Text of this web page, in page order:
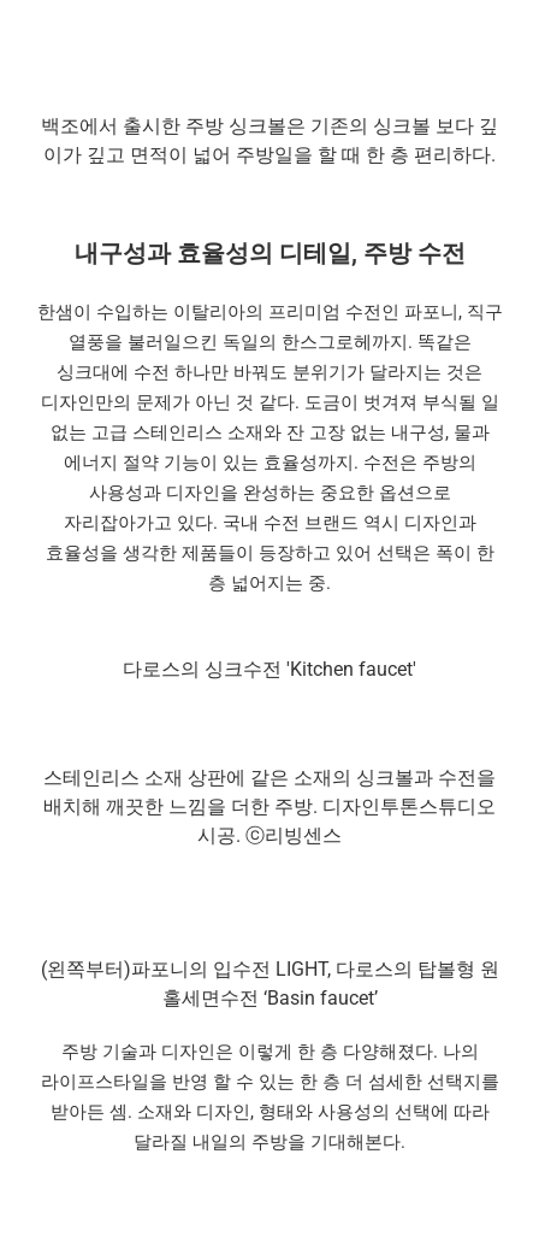
백조에서 출시한 주방 싱크볼은 기존의 싱크볼 보다 깊
이가 깊고 면적이 넓어 주방일을 할 때 한 층 편리하다.
내구성과 효율성의 디테일, 주방 수전
한샘이 수입하는 이탈리아의 프리미엄 수전인 파포니, 직구
열풍을 불러일으킨 독일의 한스그로헤까지. 똑같은
싱크대에 수전 하나만 바꿔도 분위기가 달라지는 것은
디자인만의 문제가 아닌 것 같다. 도금이 벗겨져 부식될 일
없는 고급 스테인리스 소재와 잔 고장 없는 내구성, 물과
에너지 절약 기능이 있는 효율성까지. 수전은 주방의
사용성과 디자인을 완성하는 중요한 옵션으로
자리잡아가고 있다. 국내 수전 브랜드 역시 디자인과
효율성을 생각한 제품들이 등장하고 있어 선택은 폭이 한
층 넓어지는 중.
다로스의 싱크수전 'Kitchen faucet'
스테인리스 소재 상판에 같은 소재의 싱크볼과 수전을
배치해 깨끗한 느낌을 더한 주방. 디자인투톤스튜디오
시공. ⓒ리빙센스
(왼쪽부터)파포니의 입수전 LIGHT, 다로스의 탑볼형 원
홀세면수전 ‘Basin faucet’
주방 기술과 디자인은 이렇게 한 층 다양해졌다. 나의
라이프스타일을 반영 할 수 있는 한 층 더 섬세한 선택지를
받아든 셈. 소재와 디자인, 형태와 사용성의 선택에 따라
달라질 내일의 주방을 기대해본다.